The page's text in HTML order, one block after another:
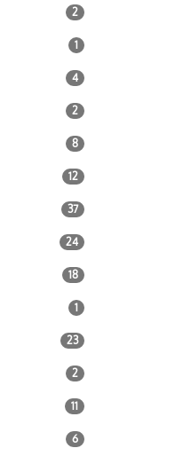
2
1
4
2
8
12
37
24
18
1
23
2
11
6